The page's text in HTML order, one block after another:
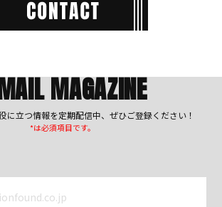
MAGAZINE
に立つ情報を定期配信中、ぜひご登録ください！
*は必須項目です。